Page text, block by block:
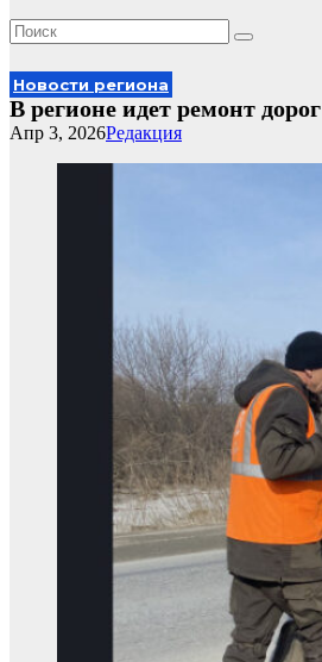
Новости региона
В регионе идет ремонт дорог
Редакция
Апр 3, 2026